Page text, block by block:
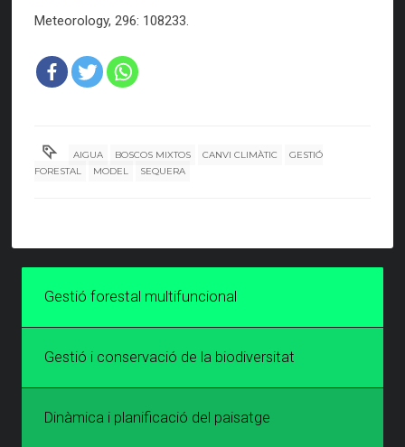
Meteorology, 296: 108233.
AIGUA BOSCOS MIXTOS CANVI CLIMÀTIC
GESTIÓ
FORESTAL
MODEL SEQUERA
Gestió forestal multifuncional
Gestió i conservació de la biodiversitat
Dinàmica i planificació del paisatge